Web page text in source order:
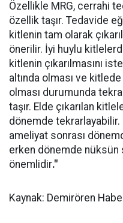
Özellikle MRG, cerrahi
özellik taşır. Tedavide
kitlenin tam olarak
önerilir. İyi huylu
kitlenin çıkarılmasını
altında olması ve
olması durumunda
taşır. Elde çıkarılan
dönemde tekrarlayabilir.
ameliyat sonrası
erken dönemde nüksün
önemlidir."
Kaynak: Demirören